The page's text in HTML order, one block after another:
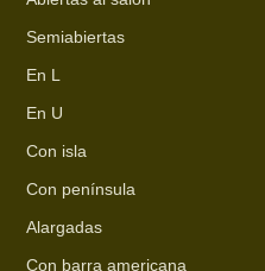
Semiabiertas
En L
En U
Con isla
Con península
Alargadas
Con barra americana